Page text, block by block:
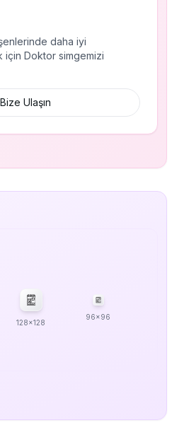
daha iyi
için Doktor simgemizi
Bize Ulaşın
128x128
96x96